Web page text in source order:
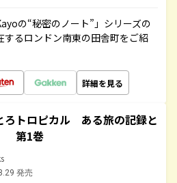
の“秘密のノート”」シリーズの
るロンドン南東の田舎町をご紹
詳細を見る
ろトロピカル ある旅の記録と
第1巻
発売